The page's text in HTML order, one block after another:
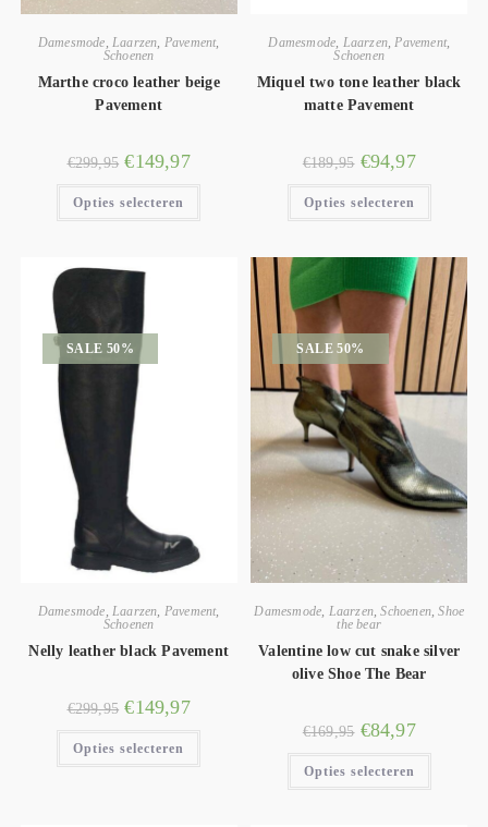
Damesmode, Laarzen, Pavement,
Schoenen
Marthe croco leather beige
Pavement
€299,95 €149,97
Opties selecteren
Damesmode, Laarzen,Pavement,
Schoenen
Miquel two tone leather black
matte Pavement
€189,95 €94,97
Opties selecteren
SALE 50%
Damesmode Laarzen Pavement,
Schoenen
Nelly leather black Pavement
€299,95 €149,97
Opties selecteren
SALE 50%
Damesmode Laarzen,Schoenen ,Shoe
the bear
Valentine low cut snake silver
olive Shoe The Bear
€169,95 €84,97
Opties selecteren